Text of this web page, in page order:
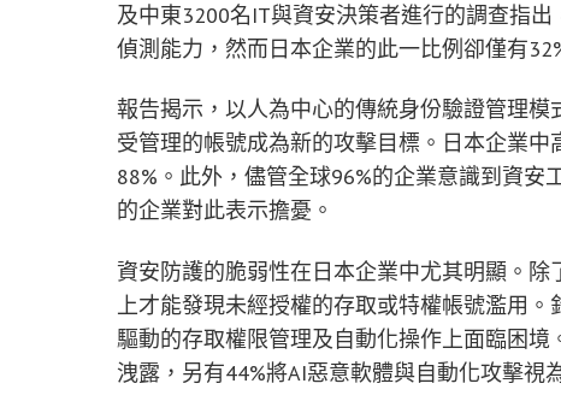
及中東3200名IT與資安決策者進行的調查指
偵測能力，然而日本企業的此一比例卻僅有
報告揭示，以人為中心的傳統身份驗證管理
受管理的帳號成為新的攻擊目標。日本企業
88%。此外，儘管全球96%的企業意識到資
的企業對此表示擔憂。
資安防護的脆弱性在日本企業中尤其明顯。
上才能發現未經授權的存取或特權帳號濫用
驅動的存取權限管理及自動化操作上面臨困
洩露，另有44%將AI惡意軟體與自動化攻擊視